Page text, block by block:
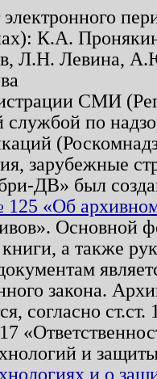
К.А.
Л.Н. Левина,
СМИ
по
зарубежные
ДВ» был
«Об
Основной
а также
закона.
согласно
и
и о